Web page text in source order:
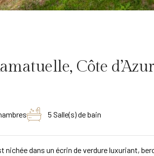
Côte
5 Salle(s) de bain
nichée dans un écrin de verdure luxuriant,